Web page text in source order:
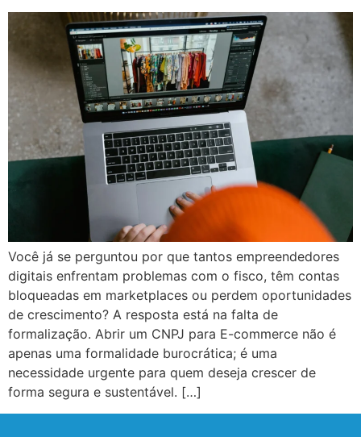
Você já se perguntou por que tantos empreendedores
digitais enfrentam problemas com o fisco, têm contas
bloqueadas em marketplaces ou perdem oportunidades
de crescimento? A resposta está na falta de
formalização. Abrir um CNPJ para E-commerce não é
apenas uma formalidade burocrática; é uma
necessidade urgente para quem deseja crescer de
forma segura e sustentável. […]